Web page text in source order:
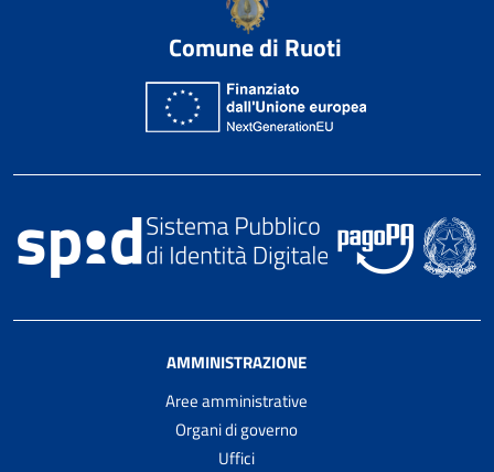
Comune di Ruoti
AMMINISTRAZIONE
Aree amministrative
Organi di governo
Uffici